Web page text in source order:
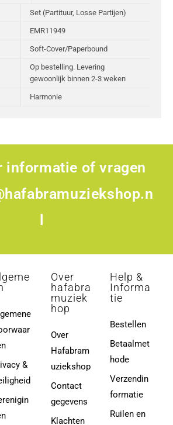
Set (Partituur, Losse Partijen)
EMR11949
Soft-Cover/Paperbound
Op bestelling. Levering
gewoonlijk binnen 2-3 weken
Harmonie
informatie of vragen
&
Over
hafabra
muziek
hop
Over
Hafabram
uziekshop
Contact
gegevens
Klachten
Help &
Informa
tie
Bestellen
Betaalmet
hode
Verzendin
formatie
Ruilen en